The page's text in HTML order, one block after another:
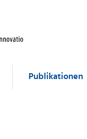
Publikationen